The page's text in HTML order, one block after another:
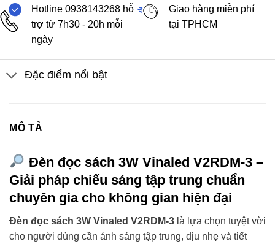
Hotline 0938143268 hỗ
trợ từ 7h30 - 20h mỗi
ngày
Giao hàng miễn phí
tại TPHCM
Đặc điểm nổi bật
MÔ TẢ
Đèn đọc sách 3W Vinaled V2RDM-3 –
Giải pháp chiếu sáng tập trung chuẩn
chuyên gia cho không gian hiện đại
Đèn đọc sách 3W Vinaled V2RDM-3 là lựa chọn tuyệt vời
cho người dùng cần ánh sáng tập trung, dịu nhẹ và tiết